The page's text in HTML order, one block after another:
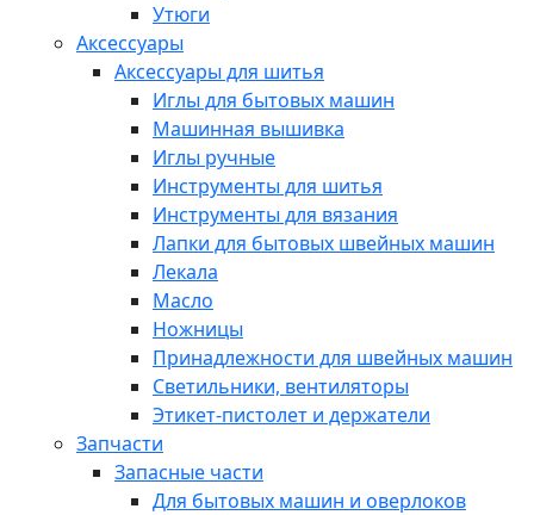
Утюги
Аксессуары
Аксессуары для шитья
Иглы для бытовых машин
Машинная вышивка
Иглы ручные
Инструменты для шитья
Инструменты для вязания
Лапки для бытовых швейных машин
Лекала
Масло
Ножницы
Принадлежности для швейных машин
Светильники, вентиляторы
Этикет-пистолет и держатели
Запчасти
Запасные части
Для бытовых машин и оверлоков